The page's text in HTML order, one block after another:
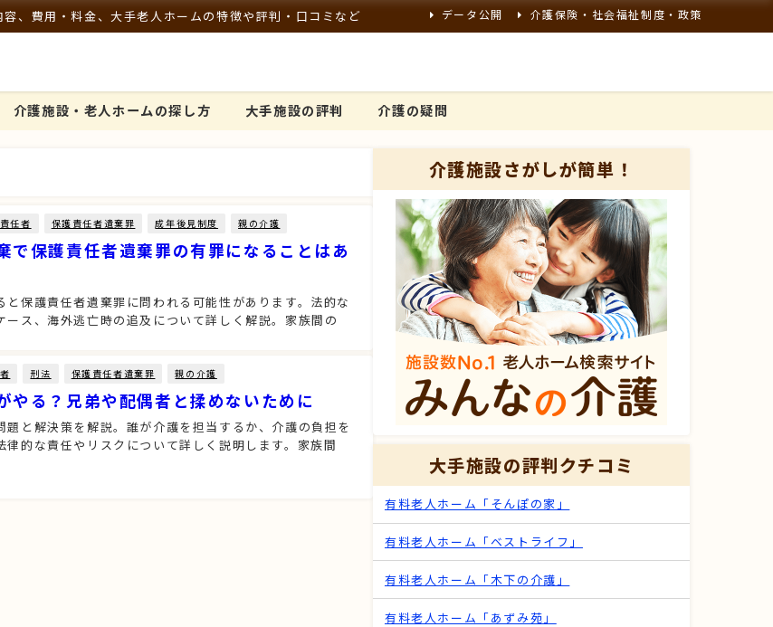
、費用・料金、大手老人ホームの特徴や評判・口コミなど データ公開 介護保険・社会福祉制度・政策
介護施設・老人ホームの探し方 大手施設の評判 介護の疑問
任者 保護責任者遺棄罪 成年後見制度 親の介護
で保護責任者遺棄罪の有罪になることはあ
と保護責任者遺棄罪に問われる可能性があります。法的な
ース、海外逃亡時の追及について詳しく解説。家族間の
刑法 保護責任者遺棄罪 親の介護
やる？兄弟や配偶者と揉めないために
題と解決策を解説。誰が介護を担当するか、介護の負担を
律的な責任やリスクについて詳しく説明します。家族間
介護施設さがしが簡単！
大手施設の評判クチコミ
有料老人ホーム「そんぽの家」
有料老人ホーム「ベストライフ」
有料老人ホーム「木下の介護」
有料老人ホーム「あずみ苑」